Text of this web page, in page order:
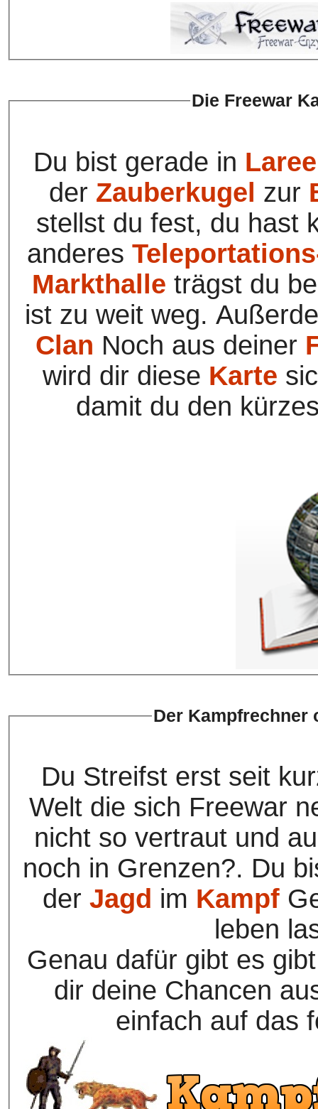
Die Freewar
Du bist gerade in Laree
der Zauberkugel zur
stellst du fest, du hast
anderes
Markthalle trägst du
ist zu weit weg.
Clan Noch aus deiner
wird dir diese Karte
damit du den
Der Kampfrechner
Du Streifst erst seit
Welt die sich Freewar
nicht so vertraut und
noch in Grenzen?. Du
der Jagd im Kampf
leben
Genau dafür gibt es
dir deine Chancen
einfach auf das